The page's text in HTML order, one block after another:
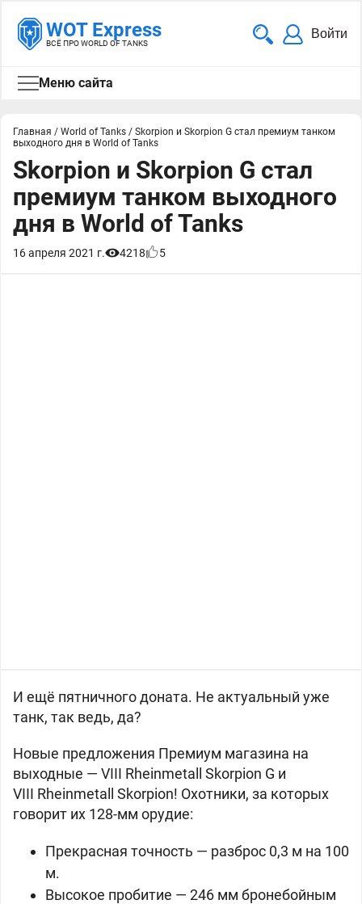
WOT Express
ВСЁ ПРО WORLD OF TANKS
Войти
Меню сайта
Главная / World of Tanks / Skorpion и Skorpion G стал премиум танком
выходного дня в World of Tanks
Skorpion и Skorpion G стал
премиум танком выходного
дня в World of Tanks
16 апреля 2021 г. 4218 5
И ещё пятничного доната. Не актуальный уже
танк, так ведь, да?
Новые предложения Премиум магазина на
выходные — VIII Rheinmetall Skorpion G и
VIII Rheinmetall Skorpion! Охотники, за которых
говорит их 128-мм орудие:
Прекрасная точность — разброс 0,3 м на 100
м.
Высокое пробитие — 246 мм бронебойным